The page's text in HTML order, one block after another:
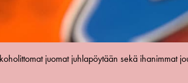
juomat juhlapöytään sekä ihanimmat